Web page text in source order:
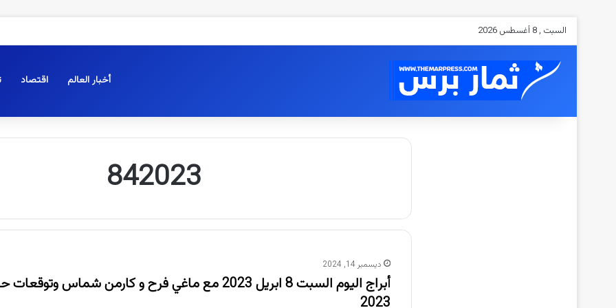
السبت , 8 أغسطس 2026
أخبار العالم اقتصاد
842023
ديسمبر 14, 2024
2023